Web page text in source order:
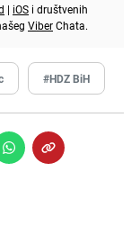
| iOS i društvenih
ViberChata.
#HDZ BiH